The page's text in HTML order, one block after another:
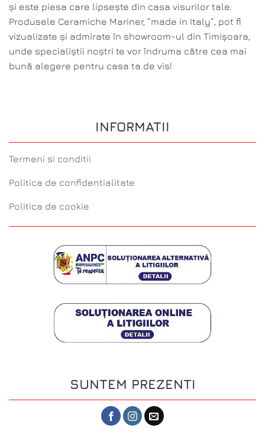
și este piesa care lipsește din casa visurilor tale.
Produsele Ceramiche Mariner, ”made in Italy”, pot fi
vizualizate și admirate în showroom-ul din Timișoara,
unde specialiștii noștri te vor îndruma către cea mai
bună alegere pentru casa ta de vis!
INFORMATII
Termeni si conditii
Politica de confidentialitate
Politica de cookie
SUNTEM PREZENTI